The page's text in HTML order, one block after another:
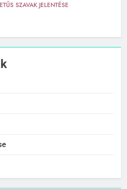
SZAVAK JELENTÉSE
jelentése
SZAVAK JELENTÉSE
jelentése